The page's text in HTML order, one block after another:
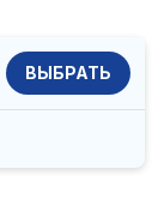
ВЫБРАТЬ